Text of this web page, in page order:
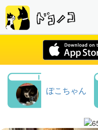
ぽこちゃん